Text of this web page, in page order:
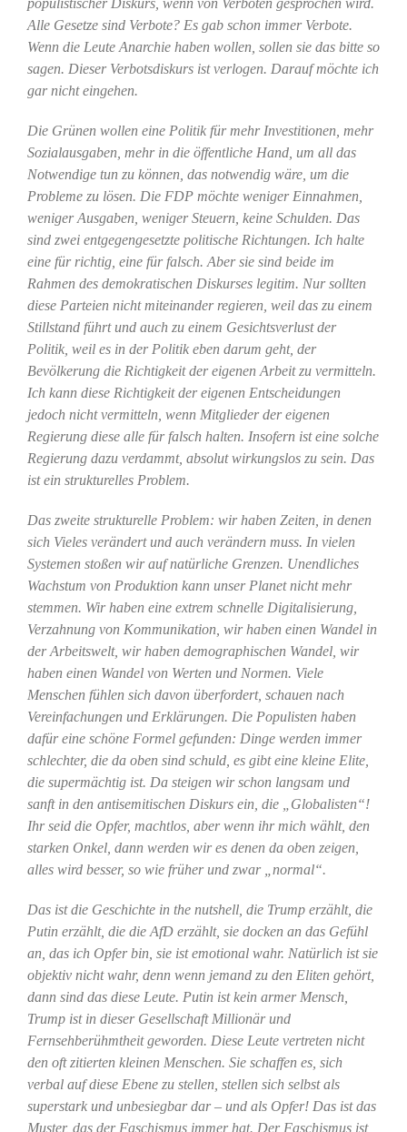
Alle Gesetze sind Verbote? Es gab schon immer Verbote.
Wenn die Leute Anarchie haben wollen, sollen sie das bitte so
sagen. Dieser Verbotsdiskurs ist verlogen. Darauf möchte ich
gar nicht eingehen.
Die Grünen wollen eine Politik für mehr Investitionen, mehr
Sozialausgaben, mehr in die öffentliche Hand, um all das
Notwendige tun zu können, das notwendig wäre, um die
Probleme zu lösen. Die FDP möchte weniger Einnahmen,
weniger Ausgaben, weniger Steuern, keine Schulden. Das
sind zwei entgegengesetzte politische Richtungen. Ich halte
eine für richtig, eine für falsch. Aber sie sind beide im
Rahmen des demokratischen Diskurses legitim. Nur sollten
diese Parteien nicht miteinander regieren, weil das zu einem
Stillstand führt und auch zu einem Gesichtsverlust der
Politik, weil es in der Politik eben darum geht, der
Bevölkerung die Richtigkeit der eigenen Arbeit zu vermitteln.
Ich kann diese Richtigkeit der eigenen Entscheidungen
jedoch nicht vermitteln, wenn Mitglieder der eigenen
Regierung diese alle für falsch halten. Insofern ist eine solche
Regierung dazu verdammt, absolut wirkungslos zu sein. Das
ist ein strukturelles Problem.
Das zweite strukturelle Problem: wir haben Zeiten, in denen
sich Vieles verändert und auch verändern muss. In vielen
Systemen stoßen wir auf natürliche Grenzen. Unendliches
Wachstum von Produktion kann unser Planet nicht mehr
stemmen. Wir haben eine extrem schnelle Digitalisierung,
Verzahnung von Kommunikation, wir haben einen Wandel in
der Arbeitswelt, wir haben demographischen Wandel, wir
haben einen Wandel von Werten und Normen. Viele
Menschen fühlen sich davon überfordert, schauen nach
Vereinfachungen und Erklärungen. Die Populisten haben
dafür eine schöne Formel gefunden: Dinge werden immer
schlechter, die da oben sind schuld, es gibt eine kleine Elite,
die supermächtig ist. Da steigen wir schon langsam und
sanft in den antisemitischen Diskurs ein, die „Globalisten“!
Ihr seid die Opfer, machtlos, aber wenn ihr mich wählt, den
starken Onkel, dann werden wir es denen da oben zeigen,
alles wird besser, so wie früher und zwar „normal“.
Das ist die Geschichte in the nutshell, die Trump erzählt, die
Putin erzählt, die die AfD erzählt, sie docken an das Gefühl
an, das ich Opfer bin, sie ist emotional wahr. Natürlich ist sie
objektiv nicht wahr, denn wenn jemand zu den Eliten gehört,
dann sind das diese Leute. Putin ist kein armer Mensch,
Trump ist in dieser Gesellschaft Millionär und
Fernsehberühmtheit geworden. Diese Leute vertreten nicht
den oft zitierten kleinen Menschen. Sie schaffen es, sich
verbal auf diese Ebene zu stellen, stellen sich selbst als
superstark und unbesiegbar dar – und als Opfer! Das ist das
Muster, das der Faschismus immer hat. Der Faschismus ist